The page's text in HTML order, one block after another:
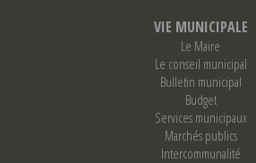
VIE MUNICIPALE
Le Maire
Le conseil municipal
Bulletin municipal
Budget
Services municipaux
Marchés publics
Intercommunalité